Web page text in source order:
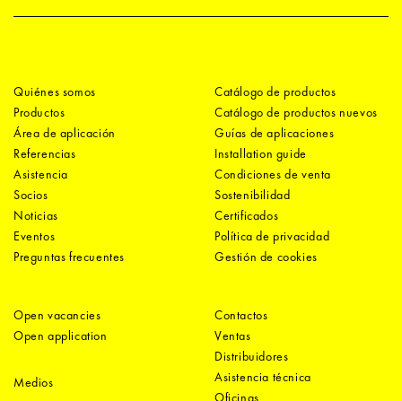
Quiénes somos
Productos
Área de aplicación
Referencias
Asistencia
Socios
Noticias
Eventos
Preguntas frecuentes
Catálogo de productos
Catálogo de productos nuevos
Guías de aplicaciones
Installation guide
Condiciones de venta
Sostenibilidad
Certificados
Política de privacidad
Gestión de cookies
Open vacancies
Open application
Medios
Contactos
Ventas
Distribuidores
Asistencia técnica
Oficinas